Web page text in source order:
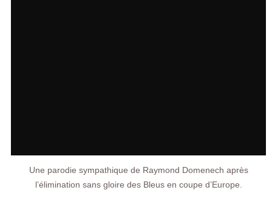
Une parodie sympathique de Raymond Domenech après
l’élimination sans gloire des Bleus en coupe d’Europe.